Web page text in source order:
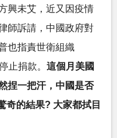
興未艾，近又因疫情
師訴請，中國政府對
也指責世衛組織
止捐款。 這個月美國
捏一把汗，中國是否
奇的結果? 大家都拭目